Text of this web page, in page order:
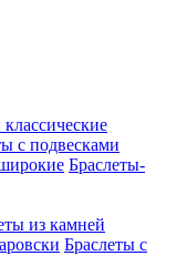
с подвесками
Браслеты-
из камней
Браслеты с